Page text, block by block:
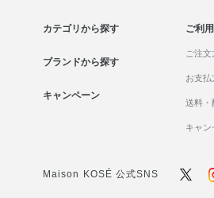
カテゴリから探す
ブランドから探す
キャンペーン
ご利
ご注文
お支払
送料・
キャン
Maison KOSÉ 公式SNS